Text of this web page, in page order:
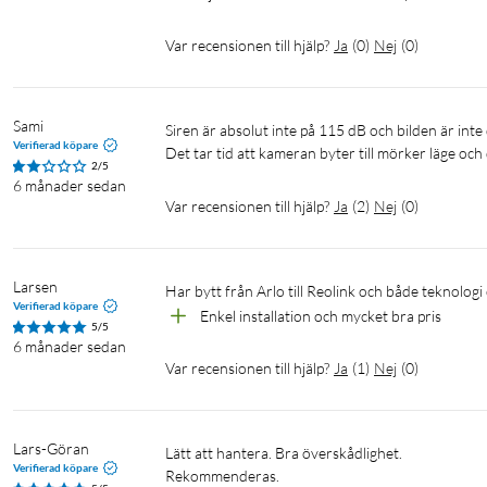
Home Hub ansluts till din router med en nätverkskabel.
Hubben har två minneskortplatser, vardera för upp till
Home Hub har inbyggd siren med 11 valbara ringsignaler
Veckosammanfattningar av detekterade händelser via
Övervakningskameror med 4K UHD/8 MP upplösning
Upp till 5 månaders batteritid för kamerorna när de
Två lägen för inspelning i mörker – i färg med
Mikrofon och högtalare i kamerorna som gör att du kan
De batteridrivna kamerorna spelar in och lagrar videor
kort upp till 512 GB till kamerorna säljs separat).
Reolinks Home Hub ansluts till din router och är idealisk som
Var recensionen till hjälp? Ja (0) Nej (0)
Sami
Verifierad köpare
2/5
6 månader sedan
Siren är absolut inte på 115 dB och bilden är inte den bästa.
Var recensionen till hjälp? Ja (2) Nej (0)
Larsen
Verifierad köpare
5/5
6 månader sedan
Har bytt från Arlo till Reolink och både
Enkel installation och mycket bra pris
Var recensionen till hjälp? Ja (1) Nej (0)
Lars-Göran
Verifierad köpare
Lätt att hantera. Bra överskådlighet.
Rekommenderas.